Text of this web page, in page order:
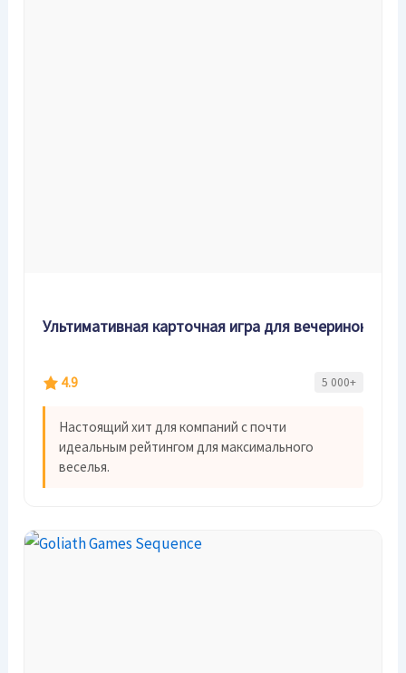
Ультимативная карточная игра для вечеринок
4.9 5 000+
Настоящий хит для компаний с почти
идеальным рейтингом для максимального
веселья.